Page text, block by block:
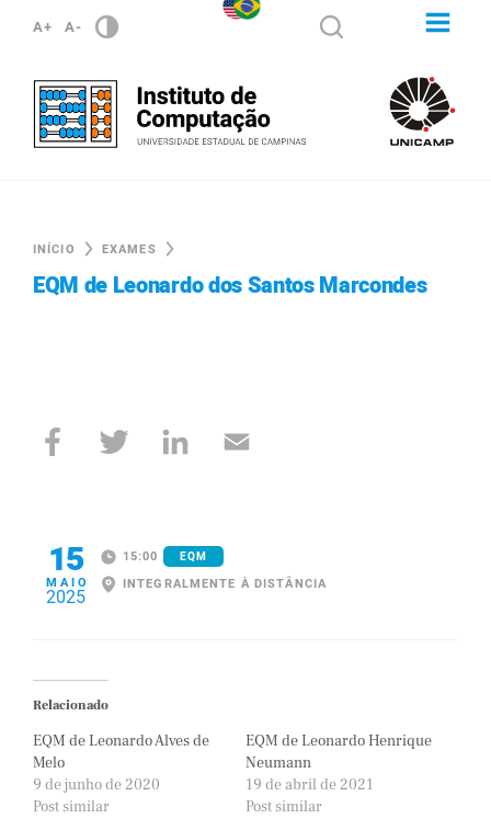
A+ A-
INÍCIO EXAMES
EQM de Leonardo dos Santos Marcondes
15
MAIO
2025
15:00 EQM
INTEGRALMENTE À DISTÂNCIA
Relacionado
EQM de Leonardo Alves de
Melo
9 de junho de 2020
Post similar
EQM de Leonardo Henrique
Neumann
19 de abril de 2021
Post similar